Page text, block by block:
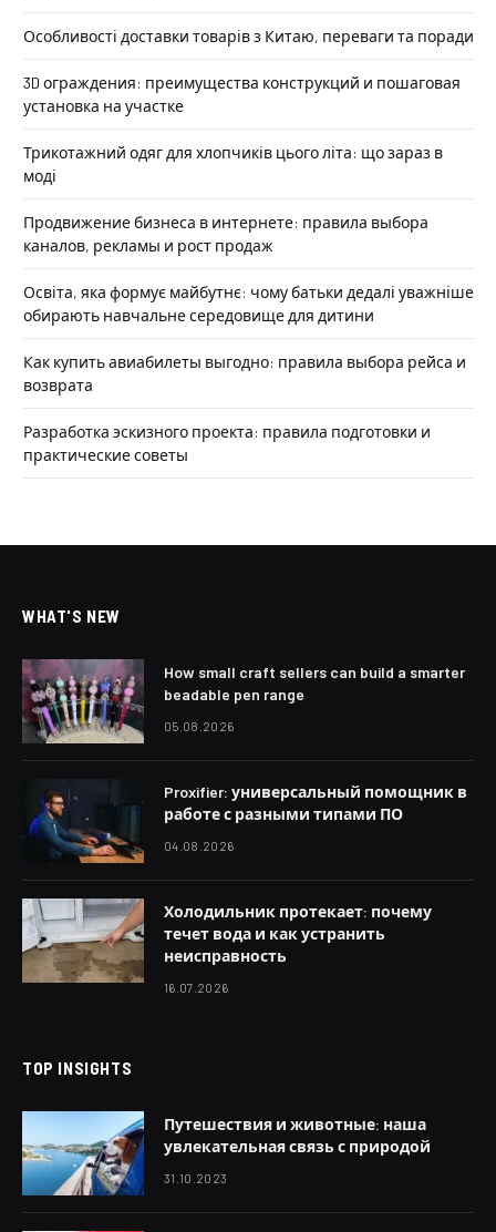
Особливості доставки товарів з Китаю, переваги та поради
3D ограждения: преимущества конструкций и пошаговая
установка на участке
Трикотажний одяг для хлопчиків цього літа: що зараз в
моді
Продвижение бизнеса в интернете: правила выбора
каналов, рекламы и рост продаж
Освіта, яка формує майбутнє: чому батьки дедалі уважніше
обирають навчальне середовище для дитини
Как купить авиабилеты выгодно: правила выбора рейса и
возврата
Разработка эскизного проекта: правила подготовки и
практические советы
WHAT'S NEW
How small craft sellers can build a smarter
beadable pen range
05.08.2026
Proxifier: универсальный помощник в
работе с разными типами ПО
04.08.2026
Холодильник протекает: почему
течет вода и как устранить
неисправность
16.07.2026
TOP INSIGHTS
Путешествия и животные: наша
увлекательная связь с природой
31.10.2023